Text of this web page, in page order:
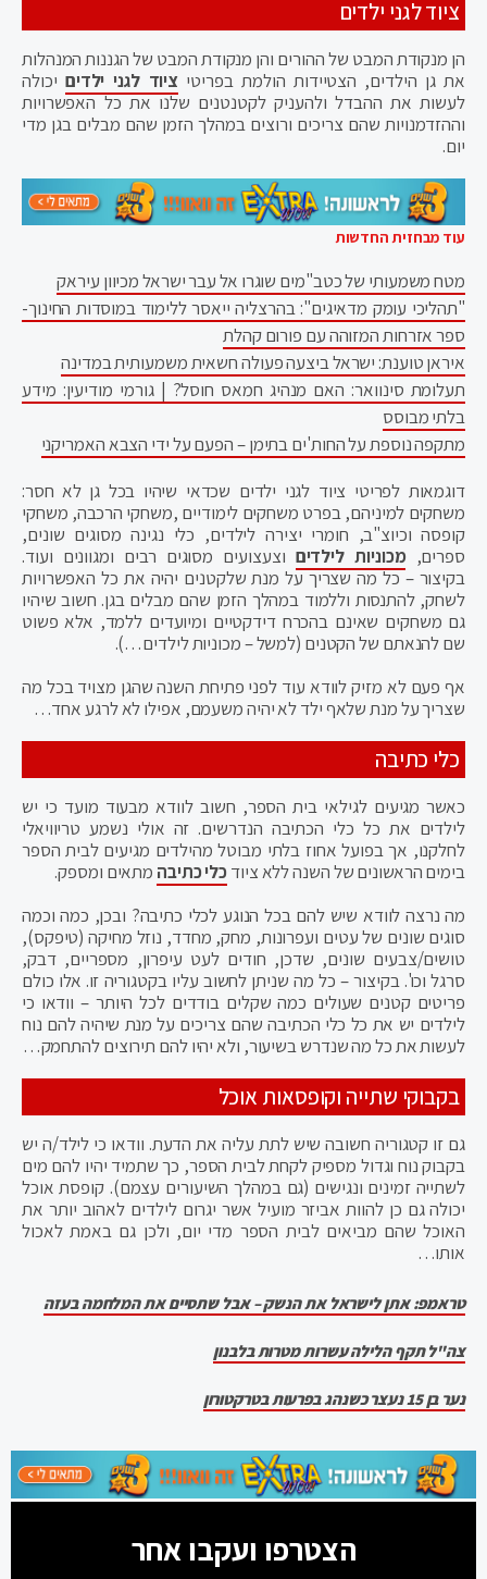
ציוד לגני ילדים
הן מנקודת המבט של ההורים והן מנקודת המבט של הגננות המנהלות
את גן הילדים, הצטיידות הולמת בפריטי ציוד לגני ילדים יכולה
לעשות את ההבדל ולהעניק לקטנטנים שלנו את כל האפשרויות
וההזדמנויות שהם צריכים ורוצים במהלך הזמן שהם מבלים בגן מדי
יום.
עוד מבחזית החדשות
מטח משמעותי של כטב"מים שוגרו אל עבר ישראל מכיוון עיראק
"תהליכי עומק מדאיגים": בהרצליה ייאסר ללימוד במוסדות החינוך-
ספר אזרחות המזוהה עם פורום קהלת
איראן טוענת: ישראל ביצעה פעולה חשאית משמעותית במדינה
תעלומת סינוואר: האם מנהיג חמאס חוסל? | גורמי מודיעין: מידע
בלתי מבוסס
מתקפה נוספת על החות'ים בתימן – הפעם על ידי הצבא האמריקני
דוגמאות לפריטי ציוד לגני ילדים שכדאי שיהיו בכל גן לא חסר:
משחקים למיניהם, בפרט משחקים לימודיים ,משחקי הרכבה, משחקי
קופסה וכיוצ"ב, חומרי יצירה לילדים, כלי נגינה מסוגים שונים,
ספרים, מכוניות לילדים וצעצועים מסוגים רבים ומגוונים ועוד.
בקיצור – כל מה שצריך על מנת שלקטנים יהיה את כל האפשרויות
לשחק, להתנסות וללמוד במהלך הזמן שהם מבלים בגן. חשוב שיהיו
גם משחקים שאינם בהכרח דידקטיים ומיועדים ללמד, אלא פשוט
שם להנאתם של הקטנים (למשל – מכוניות לילדים…).
אף פעם לא מזיק לוודא עוד לפני פתיחת השנה שהגן מצויד בכל מה
שצריך על מנת שלאף ילד לא יהיה משעמם, אפילו לא לרגע אחד…
כלי כתיבה
כאשר מגיעים לגילאי בית הספר, חשוב לוודא מבעוד מועד כי יש
לילדים את כל כלי הכתיבה הנדרשים. זה אולי נשמע טריוויאלי
לחלקנו, אך בפועל אחוז בלתי מבוטל מהילדים מגיעים לבית הספר
בימים הראשונים של השנה ללא ציודכלי כתיבה מתאים ומספק.
מה נרצה לוודא שיש להם בכל הנוגע לכלי כתיבה? ובכן, כמה וכמה
סוגים שונים של עטים ועפרונות, מחק, מחדד, נוזל מחיקה (טיפקס),
טושים/צבעים שונים, שדכן, חודים לעט עיפרון, מספריים, דבק,
סרגל וכו'. בקיצור – כל מה שניתן לחשוב עליו בקטגוריה זו. אלו כולם
פריטים קטנים שעולים כמה שקלים בודדים לכל היותר – וודאו כי
לילדים יש את כל כלי הכתיבה שהם צריכים על מנת שיהיה להם נוח
לעשות את כל מה שנדרש בשיעור, ולא יהיו להם תירוצים להתחמק…
בקבוקי שתייה וקופסאות אוכל
גם זו קטגוריה חשובה שיש לתת עליה את הדעת. וודאו כי לילד/ה יש
בקבוק נוח וגדול מספיק לקחת לבית הספר, כך שתמיד יהיו להם מים
לשתייה זמינים ונגישים (גם במהלך השיעורים עצמם). קופסת אוכל
יכולה גם כן להוות אביזר מועיל אשר יגרום לילדים לאהוב יותר את
האוכל שהם מביאים לבית הספר מדי יום, ולכן גם באמת לאכול
אותו…
טראמפ: אתן לישראל את הנשק – אבל שתסיים את המלחמה בעזה
צה"ל תקף הלילה עשרות מטרות בלבנון
נער בן 15 נעצר כשנהג בפרעות בטרקטורון
הצטרפו ועקבו אחר